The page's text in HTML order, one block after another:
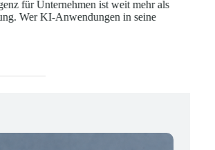
in den vergangenen Jahren eine
Unternehmen der Finanz-